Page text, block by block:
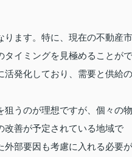
ります。特に、現在の不動産市
タイミングを見極めることがで
活発化しており、需要と供給の
狙うのが理想ですが、個々の物
改善が予定されている地域で
外部要因も考慮に入れる必要が